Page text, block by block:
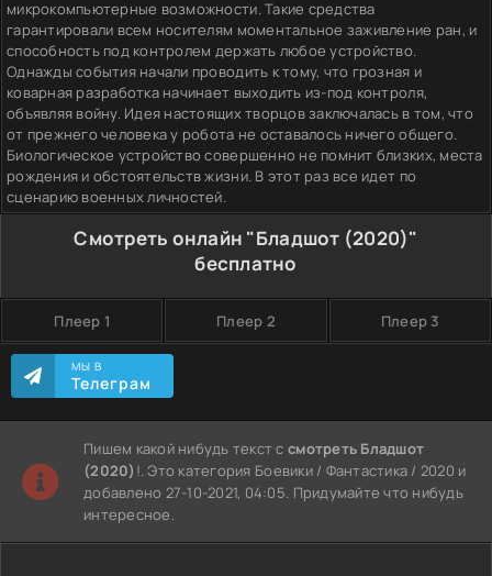
микрокомпьютерные возможности. Такие средства
гарантировали всем носителям моментальное заживление ран, и
способность под контролем держать любое устройство.
Однажды события начали проводить к тому, что грозная и
коварная разработка начинает выходить из-под контроля,
объявляя войну. Идея настоящих творцов заключалась в том, что
от прежнего человека у робота не оставалось ничего общего.
Биологическое устройство совершенно не помнит близких, места
рождения и обстоятельств жизни. В этот раз все идет по
сценарию военных личностей.
Смотреть онлайн "Бладшот (2020)"
бесплатно
Плеер 1 Плеер 2 Плеер 3
МЫ В
Телеграм
Пишем какой нибудь текст ссмотреть Бладшот
(2020) !. Это категория Боевики / Фантастика / 2020 и
добавлено 27-10-2021, 04:05. Придумайте что нибудь
интересное.